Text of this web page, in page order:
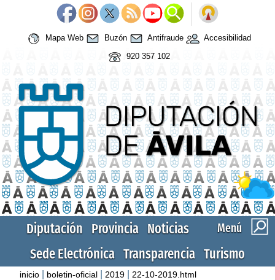
Mapa Web Buzón Antifraude
Accesibilidad
920 357 102
Menú
Diputación Provincia Noticias
Sede Electrónica Transparencia Turismo
inicio boletin-oficial 2019 22-10-2019.html